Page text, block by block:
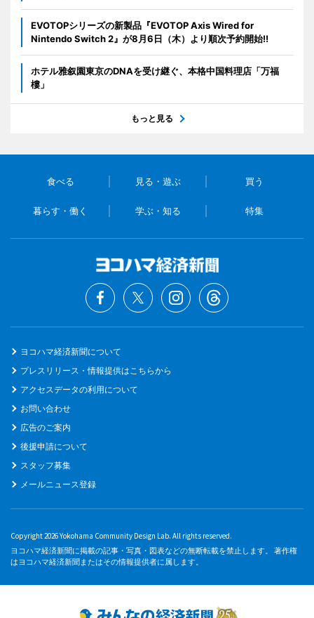
EVOTOPシリーズの新製品『EVOTOP Axis Wired for
Nintendo Switch 2』が8月6日（木）より順次予約開始!!
ホテル雅叙園東京のDNAを受け継ぐ、本格中国料理店「万福
樓」
もっと見る
食べる 見る・遊ぶ 買う
暮らす・働く 学ぶ・知る 特集
ヨコハマ経済新聞について
プレスリリース・情報提供はこちらから
アクセスデータの利用について
お問い合わせ
広告のご案内
後援申請について
スタッフ募集
メールニュース登録
Copyright 2026 Yokohama Community Design Lab. All rights reserved.
ヨコハマ経済新聞に掲載の記事・写真・図表などの無断転載を禁止します。 著作権
はヨコハマ経済新聞またはその情報提供者に属します。